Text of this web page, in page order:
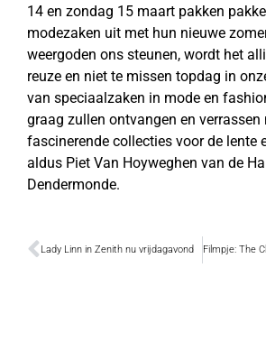
14 en zondag 15 maart pakken
modezaken uit met hun nieuwe
weergoden ons steunen, wordt het
reuze en niet te missen topdag in
van speciaalzaken in mode en
graag zullen ontvangen en verrassen
fascinerende collecties voor de lente
aldus Piet Van Hoyweghen van de
Dendermonde.
Lady Linn in Zenith nu vrijdagavond